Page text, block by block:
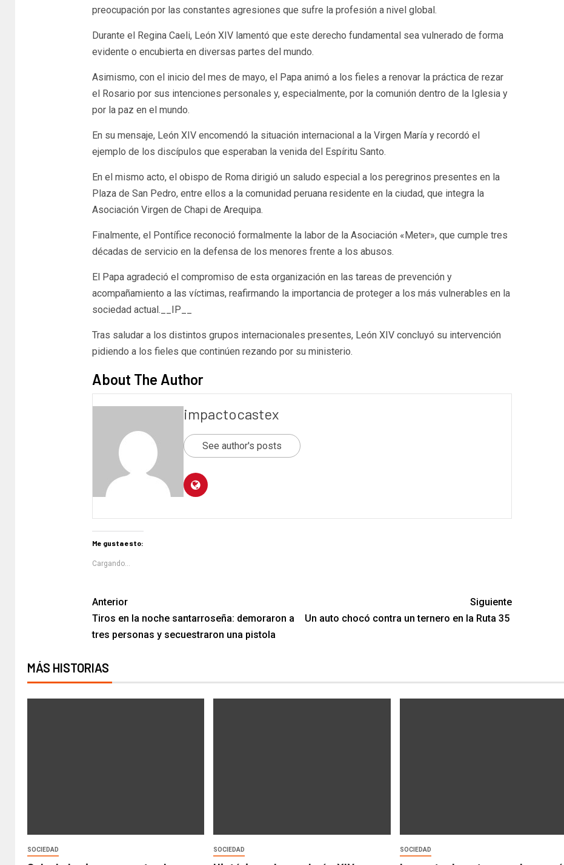
preocupación por las constantes agresiones que sufre la profesión a nivel global.
Durante el Regina Caeli, León XIV lamentó que este derecho fundamental sea vulnerado de forma
evidente o encubierta en diversas partes del mundo.
Asimismo, con el inicio del mes de mayo, el Papa animó a los fieles a renovar la práctica de rezar
el Rosario por sus intenciones personales y, especialmente, por la comunión dentro de la Iglesia y
por la paz en el mundo.
En su mensaje, León XIV encomendó la situación internacional a la Virgen María y recordó el
ejemplo de los discípulos que esperaban la venida del Espíritu Santo.
En el mismo acto, el obispo de Roma dirigió un saludo especial a los peregrinos presentes en la
Plaza de San Pedro, entre ellos a la comunidad peruana residente en la ciudad, que integra la
Asociación Virgen de Chapi de Arequipa.
Finalmente, el Pontífice reconoció formalmente la labor de la Asociación «Meter», que cumple tres
décadas de servicio en la defensa de los menores frente a los abusos.
El Papa agradeció el compromiso de esta organización en las tareas de prevención y
acompañamiento a las víctimas, reafirmando la importancia de proteger a los más vulnerables en la
sociedad actual.__IP__
Tras saludar a los distintos grupos internacionales presentes, León XIV concluyó su intervención
pidiendo a los fieles que continúen rezando por su ministerio.
About The Author
impactocastex
See author's posts
Me gusta esto:
Cargando...
Anterior
Tiros en la noche santarroseña: demoraron a
tres personas y secuestraron una pistola
Siguiente
Un auto chocó contra un ternero en la Ruta 35
MÁS HISTORIAS
SOCIEDAD SOCIEDAD SOCIEDAD